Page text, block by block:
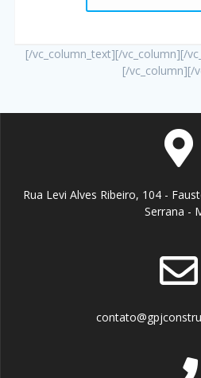
[/vc_column_text][/vc_column][/
[/vc_column][/
Rua Levi Alves Ribeiro, 104 -
Serrana -